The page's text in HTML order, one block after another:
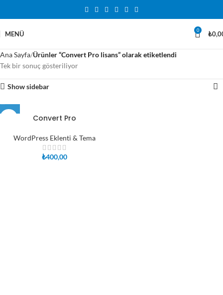
MENÜ 0 ₺
Ana Sayfa Ürünler “Convert Pro lisans” olarak etiketlendi
Tek bir sonuç gösteriliyor
Show sidebar
Convert Pro
WordPress Eklenti & Tema
₺400,00